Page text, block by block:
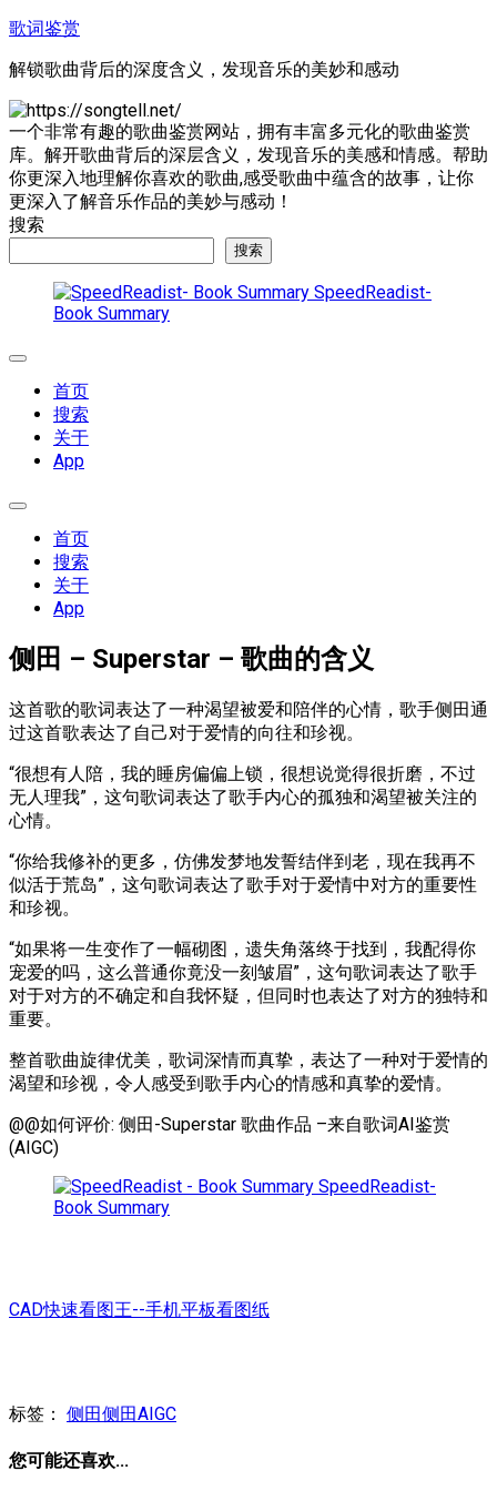
跳
内
容
歌词鉴赏
解锁歌曲背后的深度含义，发现音乐的美妙和感动
一个非常有趣的歌曲鉴赏网站，拥有丰富多元化的歌曲鉴赏
库。解开歌曲背后的深层含义，发现音乐的美感和情感。帮助
你更深入地理解你喜欢的歌曲,感受歌曲中蕴含的故事，让你
更深入了解音乐作品的美妙与感动！
搜索
搜索
SpeedReadist-
Book Summary
展
首页
搜索
关于
App
展
首页
搜索
关于
App
侧田 – Superstar – 歌曲的含义
这首歌的歌词表达了一种渴望被爱和陪伴的心情，歌手侧田通
过这首歌表达了自己对于爱情的向往和珍视。
“很想有人陪，我的睡房偏偏上锁，很想说觉得很折磨，不过
无人理我”，这句歌词表达了歌手内心的孤独和渴望被关注的
心情。
“你给我修补的更多，仿佛发梦地发誓结伴到老，现在我再不
似活于荒岛”，这句歌词表达了歌手对于爱情中对方的重要性
和珍视。
“如果将一生变作了一幅砌图，遗失角落终于找到，我配得你
宠爱的吗，这么普通你竟没一刻皱眉”，这句歌词表达了歌手
对于对方的不确定和自我怀疑，但同时也表达了对方的独特和
重要。
整首歌曲旋律优美，歌词深情而真挚，表达了一种对于爱情的
渴望和珍视，令人感受到歌手内心的情感和真挚的爱情。
@@如何评价: 侧田-Superstar 歌曲作品 –来自歌词AI鉴赏
(AIGC)
SpeedReadist-
Book Summary
CAD快速看图王--手机平板看图纸
标签： 侧田侧田AIGC
您可能还喜欢...